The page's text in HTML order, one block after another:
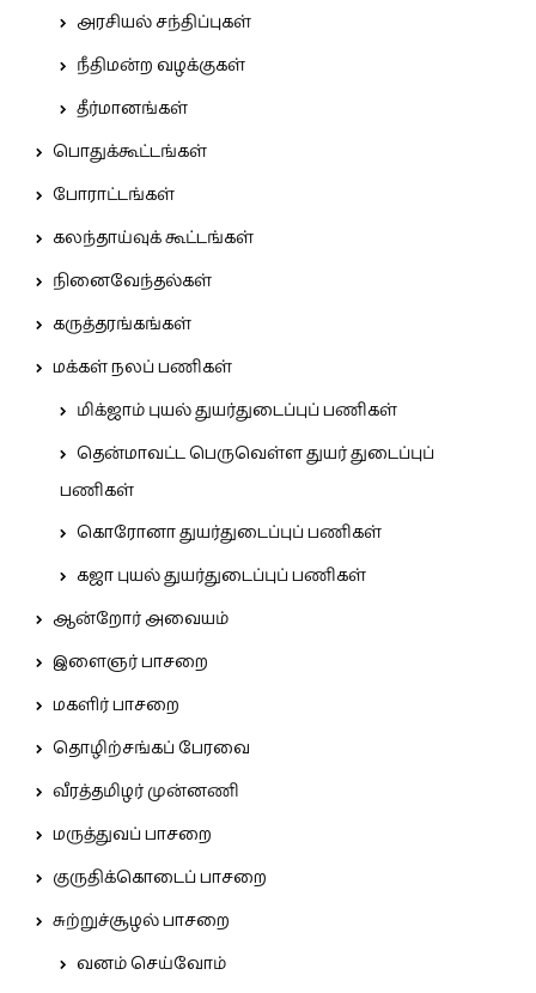
அரசியல் சந்திப்புகள்
நீதிமன்ற வழக்குகள்
தீர்மானங்கள்
பொதுக்கூட்டங்கள்
போராட்டங்கள்
கலந்தாய்வுக் கூட்டங்கள்
நினைவேந்தல்கள்
கருத்தரங்கங்கள்
மக்கள் நலப் பணிகள்
மிக்ஜாம் புயல் துயர்துடைப்புப் பணிகள்
தென்மாவட்ட பெருவெள்ள துயர் துடைப்புப்
பணிகள்
கொரோனா துயர்துடைப்புப் பணிகள்
கஜா புயல் துயர்துடைப்புப் பணிகள்
ஆன்றோர் அவையம்
இளைஞர் பாசறை
மகளிர் பாசறை
தொழிற்சங்கப் பேரவை
வீரத்தமிழர் முன்னணி
மருத்துவப் பாசறை
குருதிக்கொடைப் பாசறை
சுற்றுச்சூழல் பாசறை
வனம் செய்வோம்